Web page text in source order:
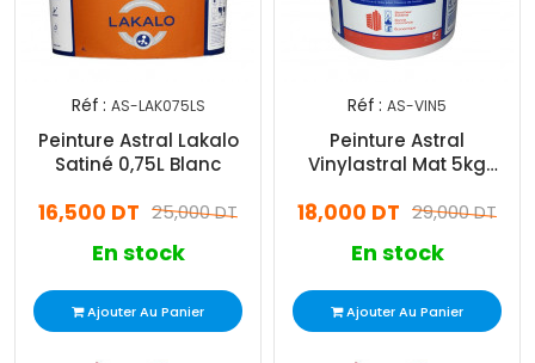
Réf : AS-LAK075LS
Peinture Astral Lakalo
Satiné 0,75L Blanc
25,000 DT
16,500 DT
En stock
Ajouter Au Panier
Réf : AS-VIN5
Peinture Astral
Vinylastral Mat 5kg
29,000 DT
18,000 DT
En stock
Ajouter Au Panier